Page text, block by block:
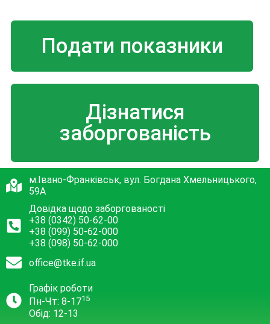
Подати показники
Дізнатися
заборгованість
м.Івано-Франківськ, вул. Богдана Хмельницького,
59А
Довідка щодо заборгованості
+38 (0342) 50-62-00
+38 (099) 50-62-000
+38 (098) 50-62-000
office@tke.if.ua
Графік роботи
Пн-Чт: 8-1715
Обід: 12-13